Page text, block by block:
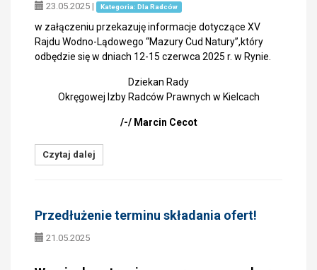
23.05.2025 | Kategoria: Dla Radców
w załączeniu przekazuję informacje dotyczące XV
Rajdu Wodno-Lądowego “Mazury Cud Natury”,który
odbędzie się w dniach 12-15 czerwca 2025 r. w Rynie.
Dziekan Rady
Okręgowej Izby Radców Prawnych w Kielcach
/-/ Marcin Cecot
Czytaj dalej
Przedłużenie terminu składania ofert!
21.05.2025